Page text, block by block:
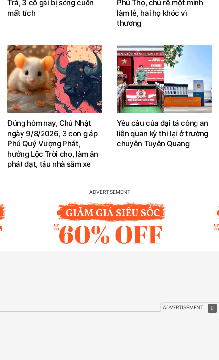
Trà, 3 cô gái bị sóng cuốn
mất tích
Phú Thọ, chú rể một mình
làm lễ, hai họ khóc vì
thương
Đúng hôm nay, Chủ Nhật
ngày 9/8/2026, 3 con giáp
Phú Quý Vượng Phát,
hưởng Lộc Trời cho, làm ăn
phát đạt, tậu nhà sắm xe
Yêu cầu của đại tá công an
liên quan kỳ thi lại ở trường
chuyên Tuyên Quang